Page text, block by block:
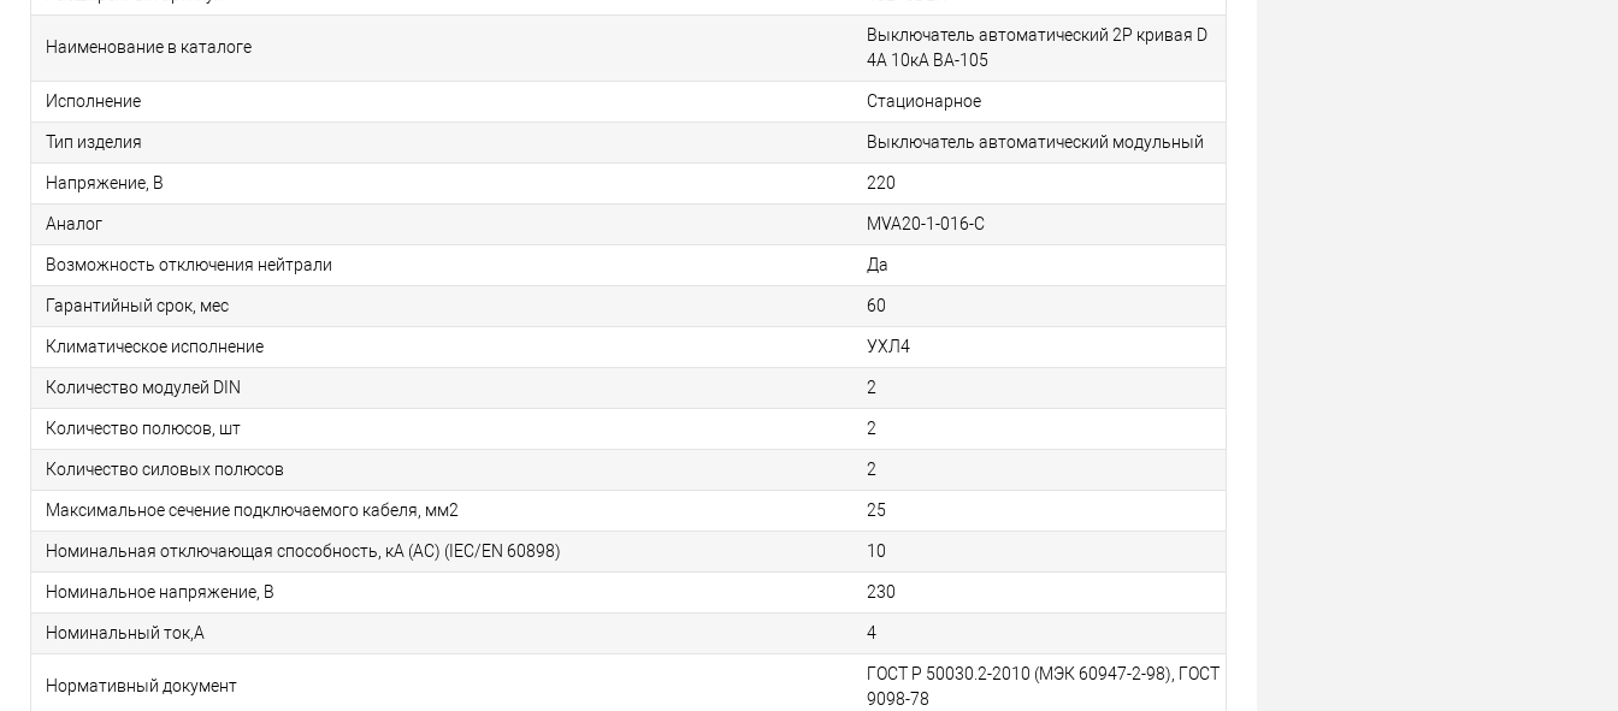
Наименование в каталоге
Выключатель автоматический 2P кривая D
4A 10кА ВА-105
Исполнение Стационарное
Тип изделия Выключатель автоматический модульный
Напряжение, В 220
Аналог MVA20-1-016-C
Возможность отключения нейтрали Да
Гарантийный срок, мес 60
Климатическое исполнение УХЛ4
Количество модулей DIN 2
Количество полюсов, шт 2
Количество силовых полюсов 2
Максимальное сечение подключаемого кабеля, мм2 25
Номинальная отключающая способность, кA (AC) (IEC/EN 60898) 10
Номинальное напряжение, В 230
Номинальный ток,А 4
Нормативный документ
ГОСТ Р 50030.2-2010 (МЭК 60947-2-98), ГОСТ
9098-78